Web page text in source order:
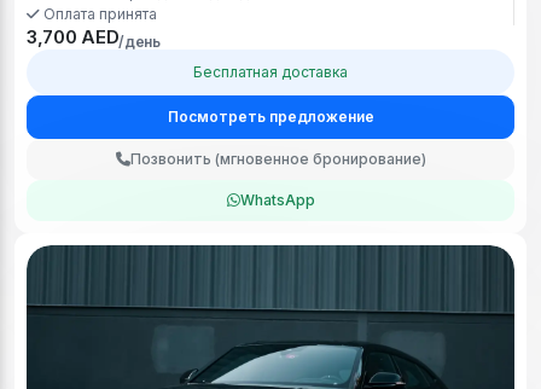
Оплата принята
3,700 AED/день
Бесплатная доставка
Посмотреть предложение
Позвонить (мгновенное бронирование)
WhatsApp